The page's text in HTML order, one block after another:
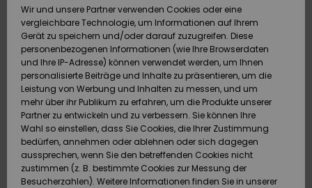
Schuhe&
Flip-Flops
Surf
Snow
Brandneu
Schuhe&
Flip-Flops
Surf
Snow
Brandneu
Highlights
Snow
SURF
Highlights
Community
SNOW
Snow Shop
Damen
Highlights
Community
DOPPELTER
RABATT
Outlet
Frauen
HILFE & KONTAKT
Retouren
Bezahlung
Geschenkkarte
Quiksilver
Freedom
Datenschutz
Wir und unsere Partner verwenden Cookies oder eine
vergleichbare Technologie, um Informationen auf Ihrem
Gerät zu speichern und/oder darauf zuzugreifen. Diese
personenbezogenen Informationen (wie Ihre Browserdaten
und Ihre IP-Adresse) können verwendet werden, um Ihnen
personalisierte Beiträge und Inhalte zu präsentieren, um die
Leistung von Werbung und Inhalten zu messen, und um
mehr über ihr Publikum zu erfahren, um die Produkte unserer
Partner zu entwickeln und zu verbessern. Sie können Ihre
Wahl so einstellen, dass Sie Cookies, die Ihrer Zustimmung
bedürfen, annehmen oder ablehnen oder sich dagegen
aussprechen, wenn Sie den betreffenden Cookies nicht
zustimmen (z. B. bestimmte Cookies zur Messung der
Besucherzahlen). Weitere Informationen finden Sie in unserer